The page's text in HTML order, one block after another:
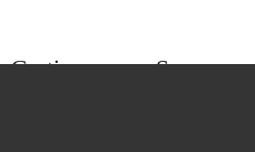
Gratis
Spaar